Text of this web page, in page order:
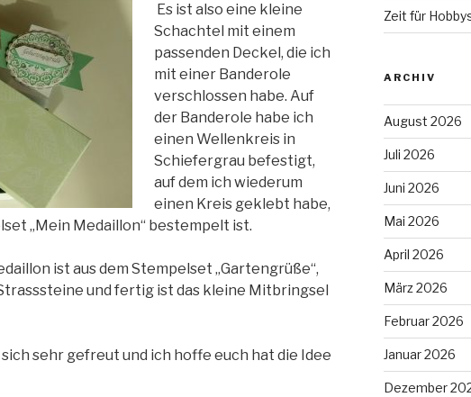
Es ist also eine kleine
Schachtel mit einem
passenden Deckel, die ich
mit einer Banderole
verschlossen habe. Auf
der Banderole habe ich
einen Wellenkreis in
Schiefergrau befestigt,
auf dem ich wiederum
einen Kreis geklebt habe,
„Mein Medaillon“ bestempelt ist.
ist aus dem Stempelset „Gartengrüße“,
und fertig ist das kleine Mitbringsel
sehr gefreut und ich hoffe euch hat die Idee
Zeit für
ARCHIV
August 2026
Juli 2026
Juni 2026
Mai 2026
April 2026
März 2026
Februar 2026
Januar 2026
Dezember